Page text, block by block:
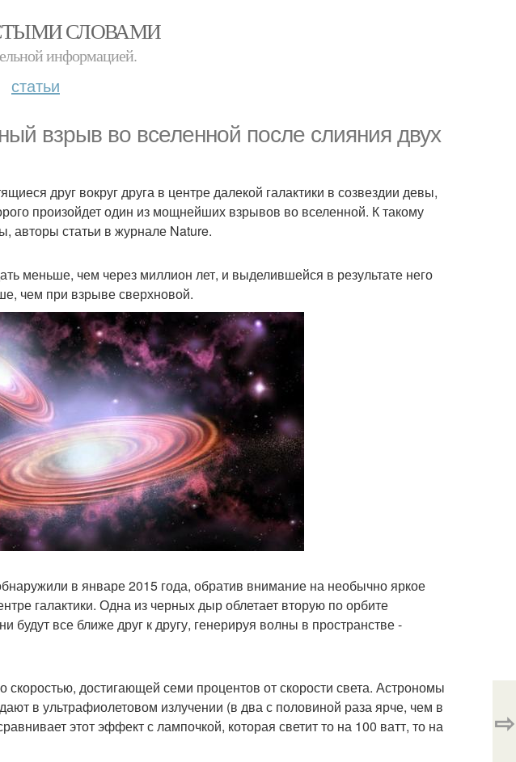
СЛОВАМИ
информацией.
статьи
взрыв во вселенной после слияния двух
друг вокруг друга в центре далекой галактики в созвездии девы,
произойдет один из мощнейших взрывов во вселенной. К такому
авторы статьи в журнале Nature.
меньше, чем через миллион лет, и выделившейся в результате него
чем при взрыве сверхновой.
в январе 2015 года, обратив внимание на необычно яркое
галактики. Одна из черных дыр облетает вторую по орбите
будут все ближе друг к другу, генерируя волны в пространстве -
достигающей семи процентов от скорости света. Астрономы
в ультрафиолетовом излучении (в два с половиной раза ярче, чем в
этот эффект с лампочкой, которая светит то на 100 ватт, то на
⇨